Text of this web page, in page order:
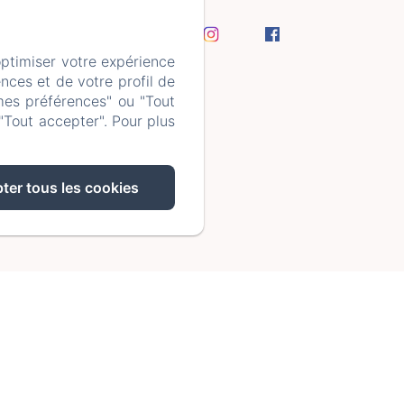
votre expérience
et de votre profil de
préférences" ou "Tout
accepter". Pour plus
tous les cookies